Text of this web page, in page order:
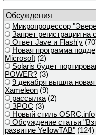
Обсуждения
Микропроцессор
Запрет регистрации на
Ответ Javе и Flash'у
Новая программа
Microsoft (2)
Solaris будет
POWER? (3)
9 декабря вышла новая
Xameleon (9)
рассылка (2)
ЗРОС (3)
Новый стиль OSRC.info
Обсуждение статьи
развитие YellowTAB" (124)